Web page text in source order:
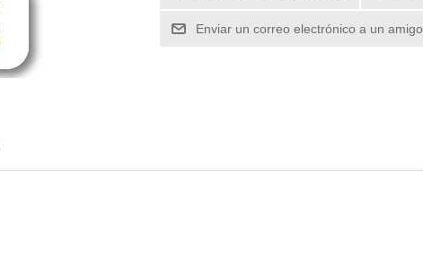
Enviar un correo electrónico a un amigo